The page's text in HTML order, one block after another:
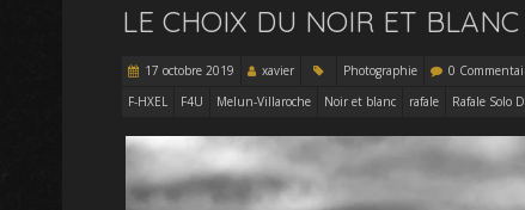
LE CHOIX DU NOIR ET
17 octobre 2019 xavier Photographie 0
F-HXEL
F4U Melun-Villaroche Noir et blanc rafale Rafale Solo